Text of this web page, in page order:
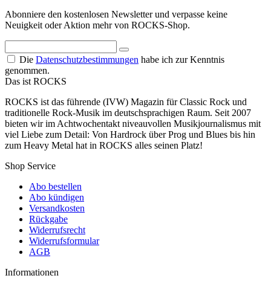
Abonniere den kostenlosen Newsletter und verpasse keine
Neuigkeit oder Aktion mehr von ROCKS-Shop.
Die Datenschutzbestimmungen habe ich zur Kenntnis
genommen.
Das ist ROCKS
ROCKS ist das führende (IVW) Magazin für Classic Rock und
traditionelle Rock-Musik im deutschsprachigen Raum. Seit 2007
bieten wir im Achtwochentakt niveauvollen Musikjournalismus mit
viel Liebe zum Detail: Von Hardrock über Prog und Blues bis hin
zum Heavy Metal hat in ROCKS alles seinen Platz!
Shop Service
Abo bestellen
Abo kündigen
Versandkosten
Rückgabe
Widerrufsrecht
Widerrufsformular
AGB
Informationen